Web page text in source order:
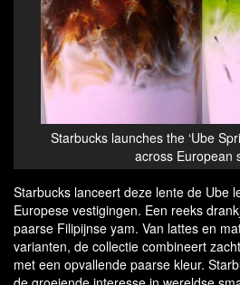
Starbucks launches the ‘Ube
across European
Starbucks lanceert deze lente de Ube
Europese vestigingen. Een reeks
paarse Filipijnse yam. Van lattes en
varianten, de collectie combineert
met een opvallende paarse kleur.